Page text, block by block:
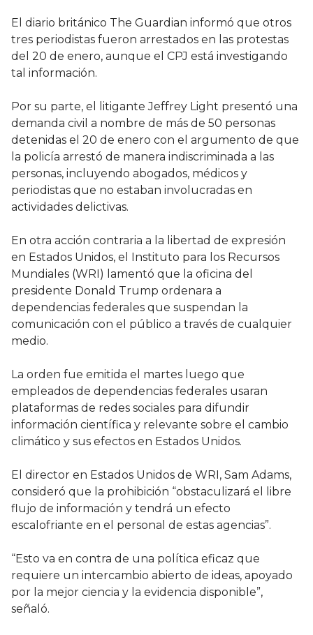
El diario británico The Guardian informó que otros
tres periodistas fueron arrestados en las protestas
del 20 de enero, aunque el CPJ está investigando
tal información.
Por su parte, el litigante Jeffrey Light presentó una
demanda civil a nombre de más de 50 personas
detenidas el 20 de enero con el argumento de que
la policía arrestó de manera indiscriminada a las
personas, incluyendo abogados, médicos y
periodistas que no estaban involucradas en
actividades delictivas.
En otra acción contraria a la libertad de expresión
en Estados Unidos, el Instituto para los Recursos
Mundiales (WRI) lamentó que la oficina del
presidente Donald Trump ordenara a
dependencias federales que suspendan la
comunicación con el público a través de cualquier
medio.
La orden fue emitida el martes luego que
empleados de dependencias federales usaran
plataformas de redes sociales para difundir
información científica y relevante sobre el cambio
climático y sus efectos en Estados Unidos.
El director en Estados Unidos de WRI, Sam Adams,
consideró que la prohibición “obstaculizará el libre
flujo de información y tendrá un efecto
escalofriante en el personal de estas agencias”.
“Esto va en contra de una política eficaz que
requiere un intercambio abierto de ideas, apoyado
por la mejor ciencia y la evidencia disponible”,
señaló.